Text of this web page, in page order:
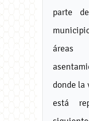
parte
donde la
está